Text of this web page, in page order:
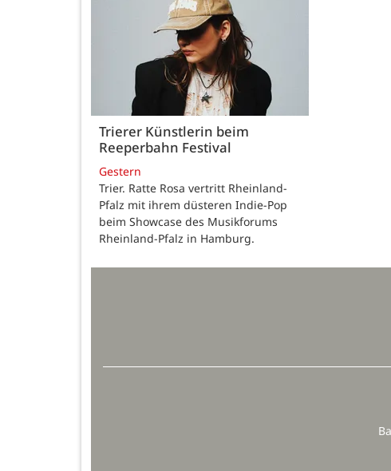
Trierer Künstlerin beim
Reeperbahn Festival
Gestern
Trier. Ratte Rosa vertritt Rheinland-
Pfalz mit ihrem düsteren Indie-Pop
beim Showcase des Musikforums
Rheinland-Pfalz in Hamburg.